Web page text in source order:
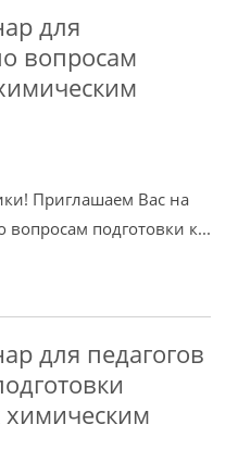
для
вопросам
Приглашаем Вас на
подготовки к...
для педагогов